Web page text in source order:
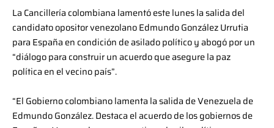
La Cancillería colombiana lamentó este lunes la salida del
candidato opositor venezolano Edmundo González Urrutia
para España en condición de asilado político y abogó por un
“diálogo para construir un acuerdo que asegure la paz
política en el vecino país”.
“El Gobierno colombiano lamenta la salida de Venezuela de
Edmundo González. Destaca el acuerdo de los gobiernos de